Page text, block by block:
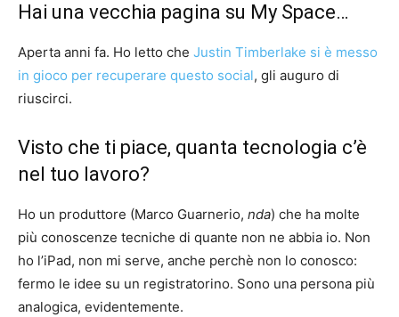
Hai una vecchia pagina su My Space…
Aperta anni fa. Ho letto che Justin Timberlake si è messo
in gioco per recuperare questo social, gli auguro di
riuscirci.
Visto che ti piace, quanta tecnologia c’è
nel tuo lavoro?
Ho un produttore (Marco Guarnerio, nda) che ha molte
più conoscenze tecniche di quante non ne abbia io. Non
ho l’iPad, non mi serve, anche perchè non lo conosco:
fermo le idee su un registratorino. Sono una persona più
analogica, evidentemente.